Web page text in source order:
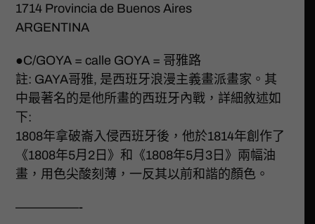
1714 Provincia de Buenos Aires
ARGENTINA
●C/GOYA = calle GOYA = 哥雅路
註: GAYA哥雅, 是西班牙浪漫主義畫派畫家。其
中最著名的是他所畫的西班牙內戰，詳細敘述如
下:
1808年拿破崙入侵西班牙後，他於1814年創作了
《1808年5月2日》和《1808年5月3日》兩幅油
畫，用色尖酸刻薄，一反其以前和諧的顏色。
—————-